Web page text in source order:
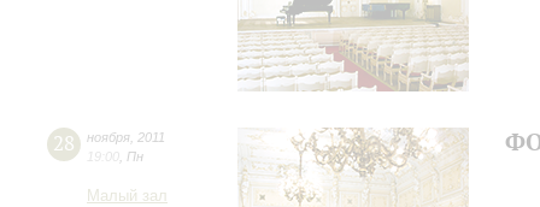
28 ноября 2011
19:00
Пн
Малый зал